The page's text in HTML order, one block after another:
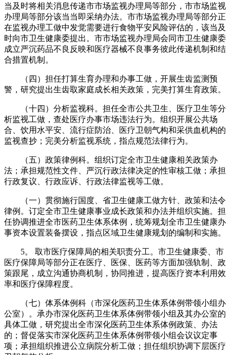
当及时将相关消息传递市市场监视办理局等部分，市市场监视
办理局等部分该当当即采纳办法。市市场监视办理局等部分正
在监视办理工做中发觉需要进行食物平安风险评估的，该当及
时向市卫生健康委提出。市市场监视办理局会同市卫生健康委
成立严沉药品不良反映和医疗器械不良事务彼此传递机制和结
合措置机制。
（四）担任打算生育办理和办事工做，开展生齿监测预
警，研究提出生齿取家庭成长相关政策，完美打算生育政策。
（十四）分析监视科。担任全市公共卫生、医疗卫生等分
析监视工做，查处医疗办事市场违法行为。组织开展公共场
合、饮用水平安、流行症防治、医疗卫朝气构和采供血机构的
监视查抄；完美分析监视系统，指点规范法律行为。
（五）政策律例科。组织订定全市卫生健康相关政策办
法；承担规范性文件、严沉行政法律决定的性审核工做；承担
行政复议、行政应诉、行政法律监视等工做。
（一）贯彻施行国度、省卫生健康工做方针、政策和法令
律例。订定全市卫生健康事业成长政策和办法并组织实施。担
任协调推进全市医药卫生体系体例，统筹规划全市卫生健康办
事资本设置装备摆设，指点区域卫生健康规划的编制和实施。
5。 取市医疗保障局的相关职责分工。市卫生健康委、市
医疗保障局等部分正在医疗、医保、医药等方面加强轨制、政
策跟尾，成立沟通协商机制，协同推进，提高医疗资本利用效
率和医疗保障程度。
（七）体系体例科（市深化医药卫生体系体例带领小组办
公室）。承办市深化医药卫生体系体例带领小组及其办公室的
具体工做，研究提出全市深化医药卫生体系体例政策、办法
的；督促落实市深化医药卫生体系体例带领小组会议议定事
项；承担组织推进公立病院分析工做；担任组织协调下层医疗